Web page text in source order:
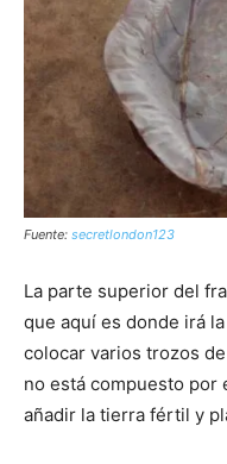
Fuente: secretlondon123
La parte superior del
que aquí es donde irá
colocar varios trozos
no está compuesto
añadir la tierra fértil y